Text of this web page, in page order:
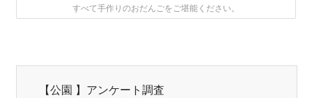
すべて手作りのおだんごをご堪能ください。
【公園 】アンケート調査